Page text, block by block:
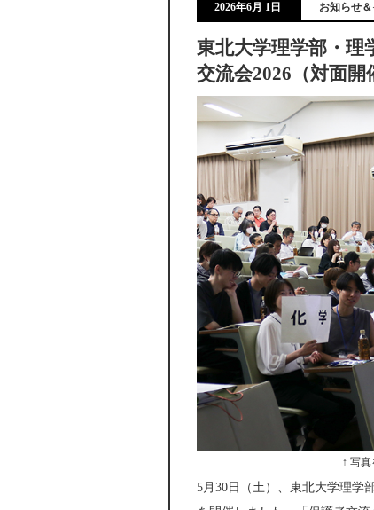
2026年6月 1日 お知らせ
東北大学理学部・理
交流会2026（対面開
↑ 写
5月30日（土）、東北大学理学